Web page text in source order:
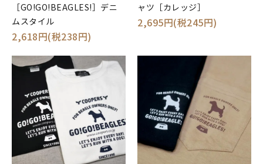
［GO!GO!BEAGLES!］デニ
ムスタイル
2,618円(税238円)
ャツ［カレッジ］
2,695円(税245円)